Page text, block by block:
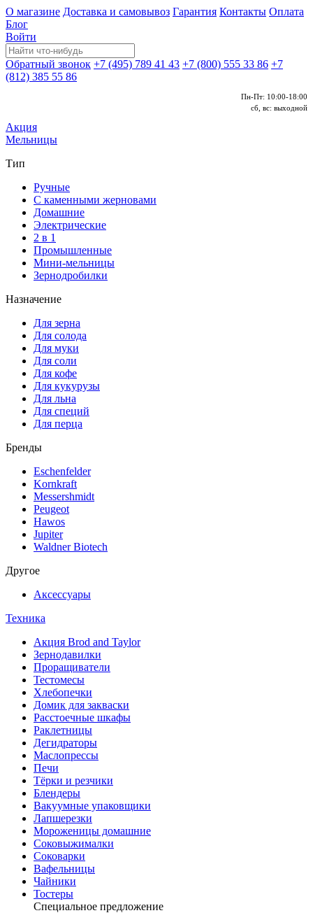
О магазине Доставка и самовывоз Гарантия Контакты Оплата
Блог
Войти
Обратный звонок +7 (495) 789 41 43 +7 (800) 555 33 86 +7
(812) 385 55 86
Пн-Пт: 10:00-18:00
сб, вс: выходной
Акция
Мельницы
Тип
Ручные
С каменными жерновами
Домашние
Электрические
2 в 1
Промышленные
Мини-мельницы
Зернодробилки
Назначение
Для зерна
Для солода
Для муки
Для соли
Для кофе
Для кукурузы
Для льна
Для специй
Для перца
Бренды
Eschenfelder
Kornkraft
Messershmidt
Peugeot
Hawos
Jupiter
Waldner Biotech
Другое
Аксессуары
Техника
Акция Brod and Taylor
Зернодавилки
Проращиватели
Тестомесы
Хлебопечки
Домик для закваски
Расстоечные шкафы
Раклетницы
Дегидраторы
Маслопрессы
Печи
Тёрки и резчики
Блендеры
Вакуумные упаковщики
Лапшерезки
Мороженицы домашние
Соковыжималки
Соковарки
Вафельницы
Чайники
Тостеры
Специальное предложение